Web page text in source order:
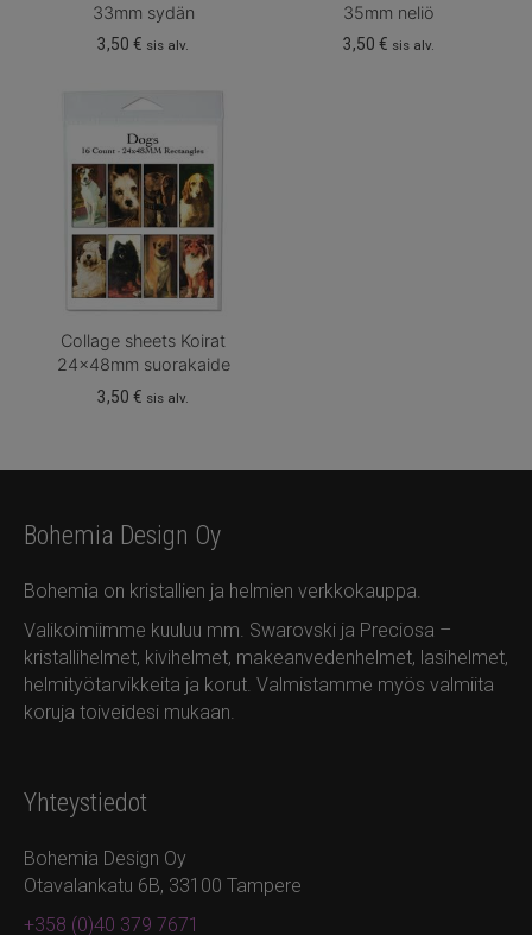
33mm sydän
3,50€ sis alv.
35mm neliö
3,50 € sis alv.
Collage sheets Koirat
24x48mm suorakaide
3,50€ sis alv.
Bohemia Design Oy
Bohemia on kristallien ja helmien verkkokauppa.
Valikoimiimme kuuluu mm. Swarovski ja Preciosa –
kristallihelmet, kivihelmet, makeanvedenhelmet, lasihelmet,
helmityötarvikkeita ja korut. Valmistamme myös valmiita
koruja toiveidesi mukaan.
Yhteystiedot
Bohemia Design Oy
Otavalankatu 6B, 33100 Tampere
+358 (0)40 379 7671